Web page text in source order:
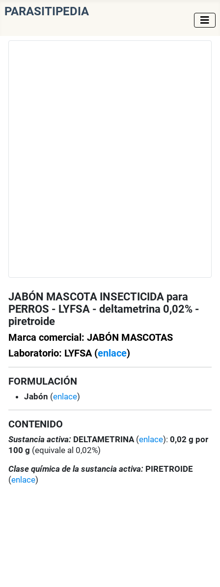
PARASITIPEDIA
JABÓN MASCOTA INSECTICIDA para
PERROS - LYFSA - deltametrina 0,02% -
piretroide
Marca comercial: JABÓN MASCOTAS
Laboratorio: LYFSA (enlace)
FORMULACIÓN
Jabón (enlace)
CONTENIDO
Sustancia activa: DELTAMETRINA (enlace): 0,02 g por
100 g (equivale al 0,02%)
Clase química de la sustancia activa: PIRETROIDE
(enlace)